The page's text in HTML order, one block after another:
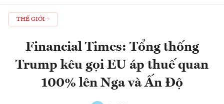
THẾ GIỚI
Financial Times: Tổng thống
Trump kêu gọi EU áp thuế quan
100% lên Nga và Ấn Độ